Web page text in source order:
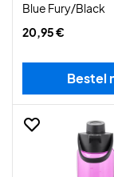
Blue Fury/Black
20,95 €
Bestel